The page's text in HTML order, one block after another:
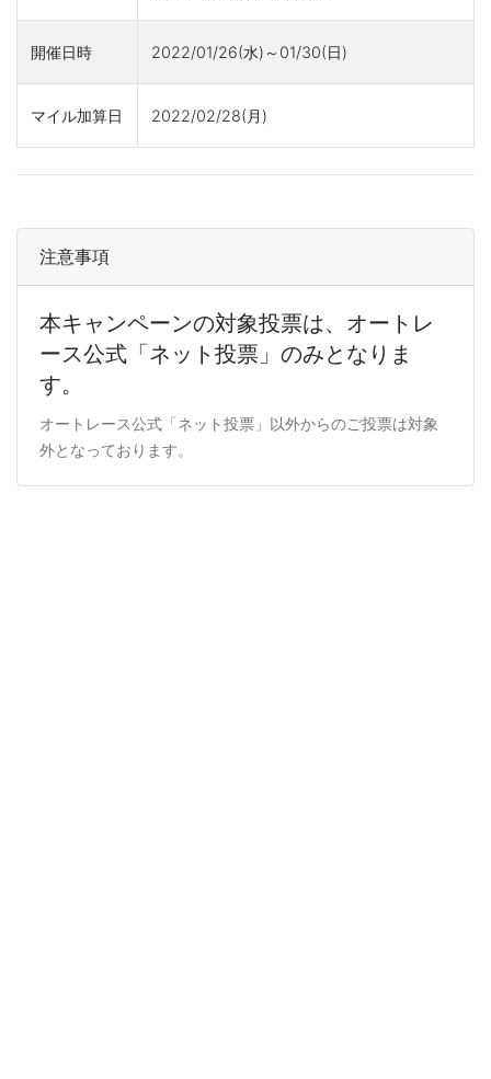
開催日時 2022/01/26(水)～01/30(日)
マイル加算日 2022/02/28(月)
注意事項
本キャンペーンの対象投票は、オートレ
ース公式「ネット投票」のみとなりま
す。
オートレース公式「ネット投票」以外からのご投票は対象
外となっております。